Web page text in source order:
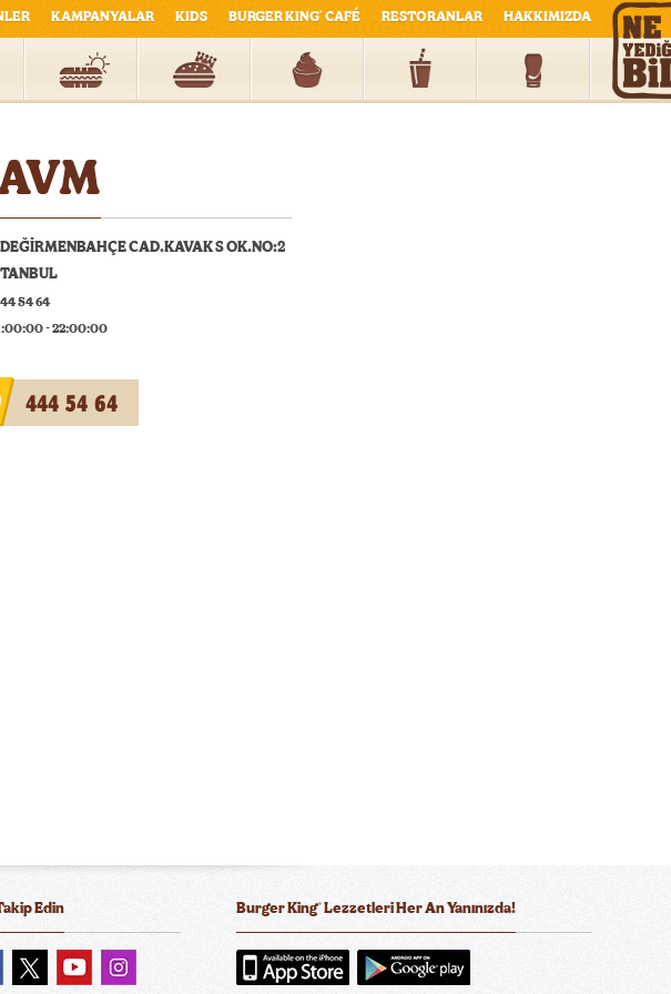
KAMPANYALAR KIDS BURGER KING® CAFÉ RESTORANLAR HAKKIMIZDA
CAD.KAVAK S OK.NO:2
54 64
- 22:00:00
64
Burger King® Lezzetleri Her An Yanınızda!
Edin